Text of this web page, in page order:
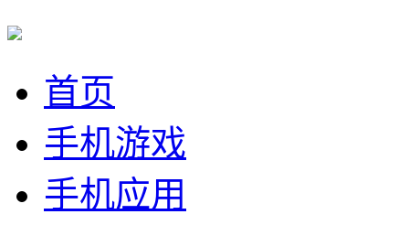
首页
手机游戏
手机应用